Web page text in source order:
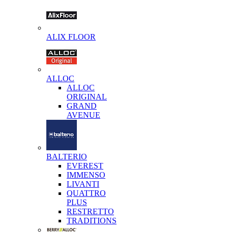
ALIX FLOOR
ALLOC
ALLOC
ORIGINAL
GRAND
AVENUE
BALTERIO
EVEREST
IMMENSO
LIVANTI
QUATTRO
PLUS
RESTRETTO
TRADITIONS